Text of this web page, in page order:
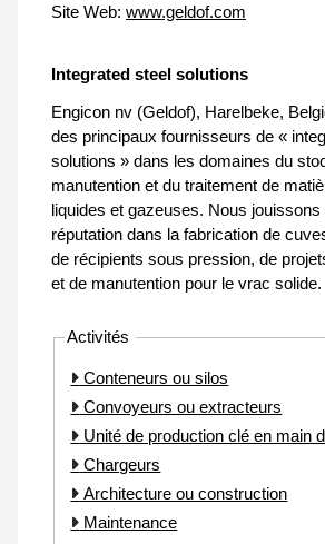
Site Web: www.geldof.com
Integrated steel solutions
Engicon nv (Geldof), Harelbeke,
des principaux fournisseurs de «
solutions » dans les domaines du
manutention et du traitement de
liquides et gazeuses. Nous jouissons
réputation dans la fabrication de
de récipients sous pression, de
et de manutention pour le vrac solide.
Activités
Conteneurs ou silos
Convoyeurs ou extracteurs
Unité de production clé en main
Chargeurs
Architecture ou construction
Maintenance